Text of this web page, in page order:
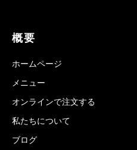
概要
ホームページ
メニュー
オンラインで注文する
私たちについて
ブログ